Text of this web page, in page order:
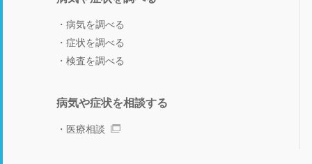
病気を調べる
症状を調べる
検査を調べる
病気や症状を相談する
医療相談